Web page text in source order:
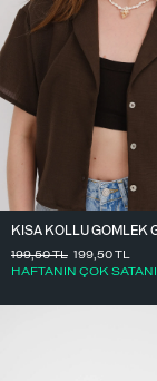
199,50TL
HAFTANIN ÇOK SATANI
199,50TL